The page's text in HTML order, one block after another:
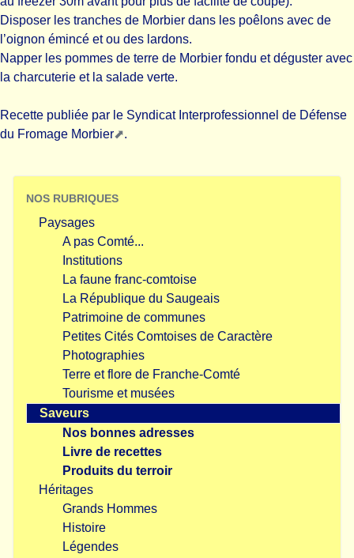
Disposer les tranches de Morbier dans les poêlons avec de
l’oignon émincé et ou des lardons.
Napper les pommes de terre de Morbier fondu et déguster avec
la charcuterie et la salade verte.
Recette publiée par le Syndicat Interprofessionnel de Défense
du Fromage Morbier
.
NOS RUBRIQUES
Paysages
A pas Comté...
Institutions
La faune franc-comtoise
La République du Saugeais
Patrimoine de communes
Petites Cités Comtoises de Caractère
Photographies
Terre et flore de Franche-Comté
Tourisme et musées
Saveurs
Nos bonnes adresses
Livre de recettes
Produits du terroir
Héritages
Grands Hommes
Histoire
Légendes